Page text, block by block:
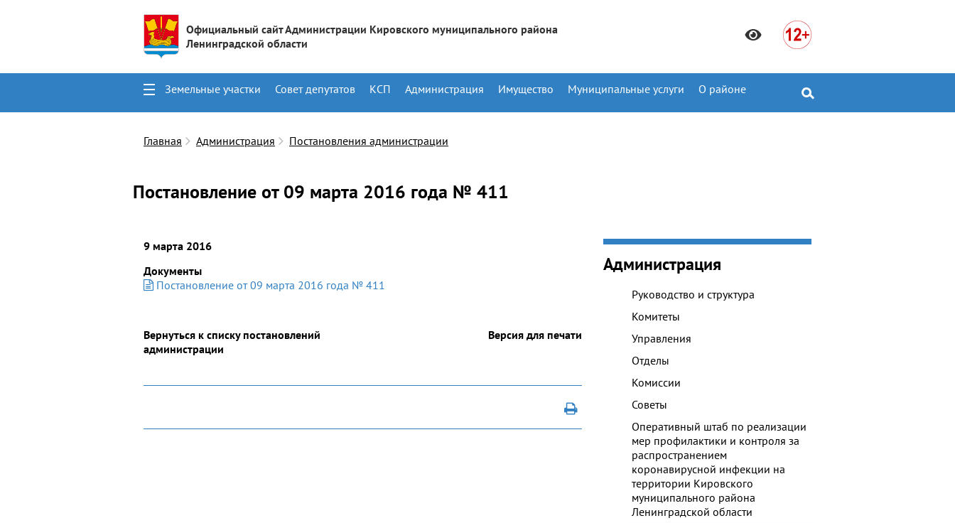
Официальный сайт Администрации Кировского муниципального района
Ленинградской области
Земельные участки Совет депутатов КСП Администрация Имущество Муниципальные услуги О районе
Главная
Администрация Постановления администрации
Постановление от 09 марта 2016 года № 411
9 марта 2016
Документы
Постановление от 09 марта 2016 года № 411
Вернуться к списку постановлений
администрации
Версия для печати
Администрация
Руководство и структура
Комитеты
Управления
Отделы
Комиссии
Советы
Оперативный штаб по реализации
мер профилактики и контроля за
распространением
коронавирусной инфекции на
территории Кировского
муниципального района
Ленинградской области